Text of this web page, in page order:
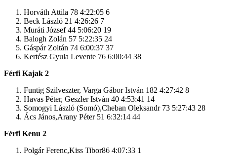
Horváth Attila 78 4:22:05 6
Beck László 21 4:26:26 7
Muráti József 44 5:06:20 19
Balogh Zolán 57 5:22:35 24
Gáspár Zoltán 74 6:00:37 37
Kertész Gyula Levente 76 6:00:44 38
Férfi Kajak 2
Funtig Szilveszter, Varga Gábor István 182 4:27:42 8
Havas Péter, Geszler István 40 4:53:41 14
Somogyi László (Somó),Cheban Oleksandr 73 5:27:43 28
Ács János,Arany Péter 51 6:32:14 44
Férfi Kenu 2
Polgár Ferenc,Kiss Tibor86 4:07:33 1